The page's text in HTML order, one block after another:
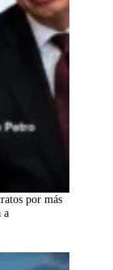
por más
a